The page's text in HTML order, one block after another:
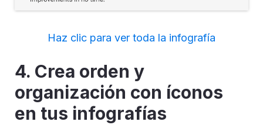
Haz clic para ver toda la infografía
4. Crea orden y
organización con íconos
en tus infografías